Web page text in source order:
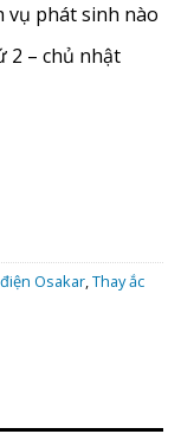
vụ phát sinh nào
2 – chủ nhật
quantity
Osakar,Thay ắc